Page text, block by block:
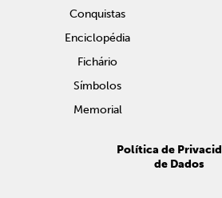
Conquistas
Enciclopédia
Fichário
Símbolos
Memorial
Política de
de Dados